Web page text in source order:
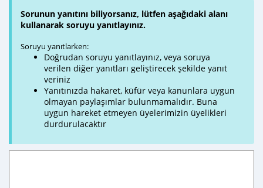
Sorunun yanıtını biliyorsanız, lütfen aşağıdaki alanı
kullanarak soruyu yanıtlayınız.
Soruyu yanıtlarken:
Doğrudan soruyu yanıtlayınız, veya soruya
verilen diğer yanıtları geliştirecek şekilde yanıt
veriniz
Yanıtınızda hakaret, küfür veya kanunlara uygun
olmayan paylaşımlar bulunmamalıdır. Buna
uygun hareket etmeyen üyelerimizin üyelikleri
durdurulacaktır